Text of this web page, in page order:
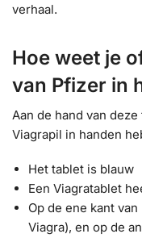
verhaal.
Hoe weet je
van Pfizer in
Aan de hand van
Viagrapil in handen
Het tablet is blauw
Een Viagratablet
Op de ene kant
Viagra), en op de